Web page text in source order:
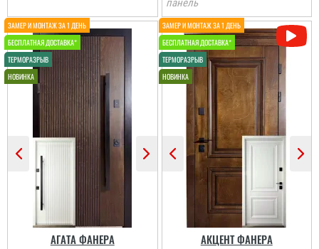
панель
АГАТА ФАНЕРА АКЦЕНТ ФАНЕРА